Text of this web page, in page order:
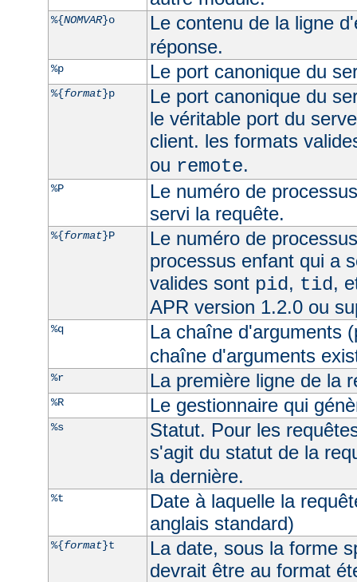
%{NOMVAR}o
Le contenu de la ligne
réponse.
%p Le port canonique du
%{format}p
Le port canonique du
le véritable port du
client. les formats
ou remote.
%P
Le numéro de
servi la requête.
%{format}P
Le numéro de
processus enfant qui a
valides sont pid, tid,
APR version 1.2.0 ou
%q
La chaîne d'arguments
chaîne d'arguments
%r La première ligne de la
%R Le gestionnaire qui
%s
Statut. Pour les
s'agit du statut de la
la dernière.
%t
Date à laquelle la
anglais standard)
%{format}t
La date, sous la forme
devrait être au format